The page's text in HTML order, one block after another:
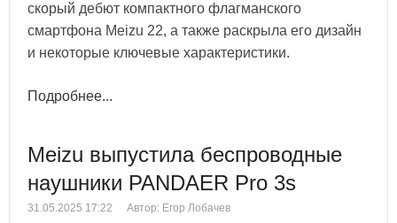
скорый дебют компактного флагманского
смартфона Meizu 22, а также раскрыла его дизайн
и некоторые ключевые характеристики.
Подробнее...
Meizu выпустила беспроводные
наушники PANDAER Pro 3s
31.05.2025 17:22 Автор: Егор Лобачев